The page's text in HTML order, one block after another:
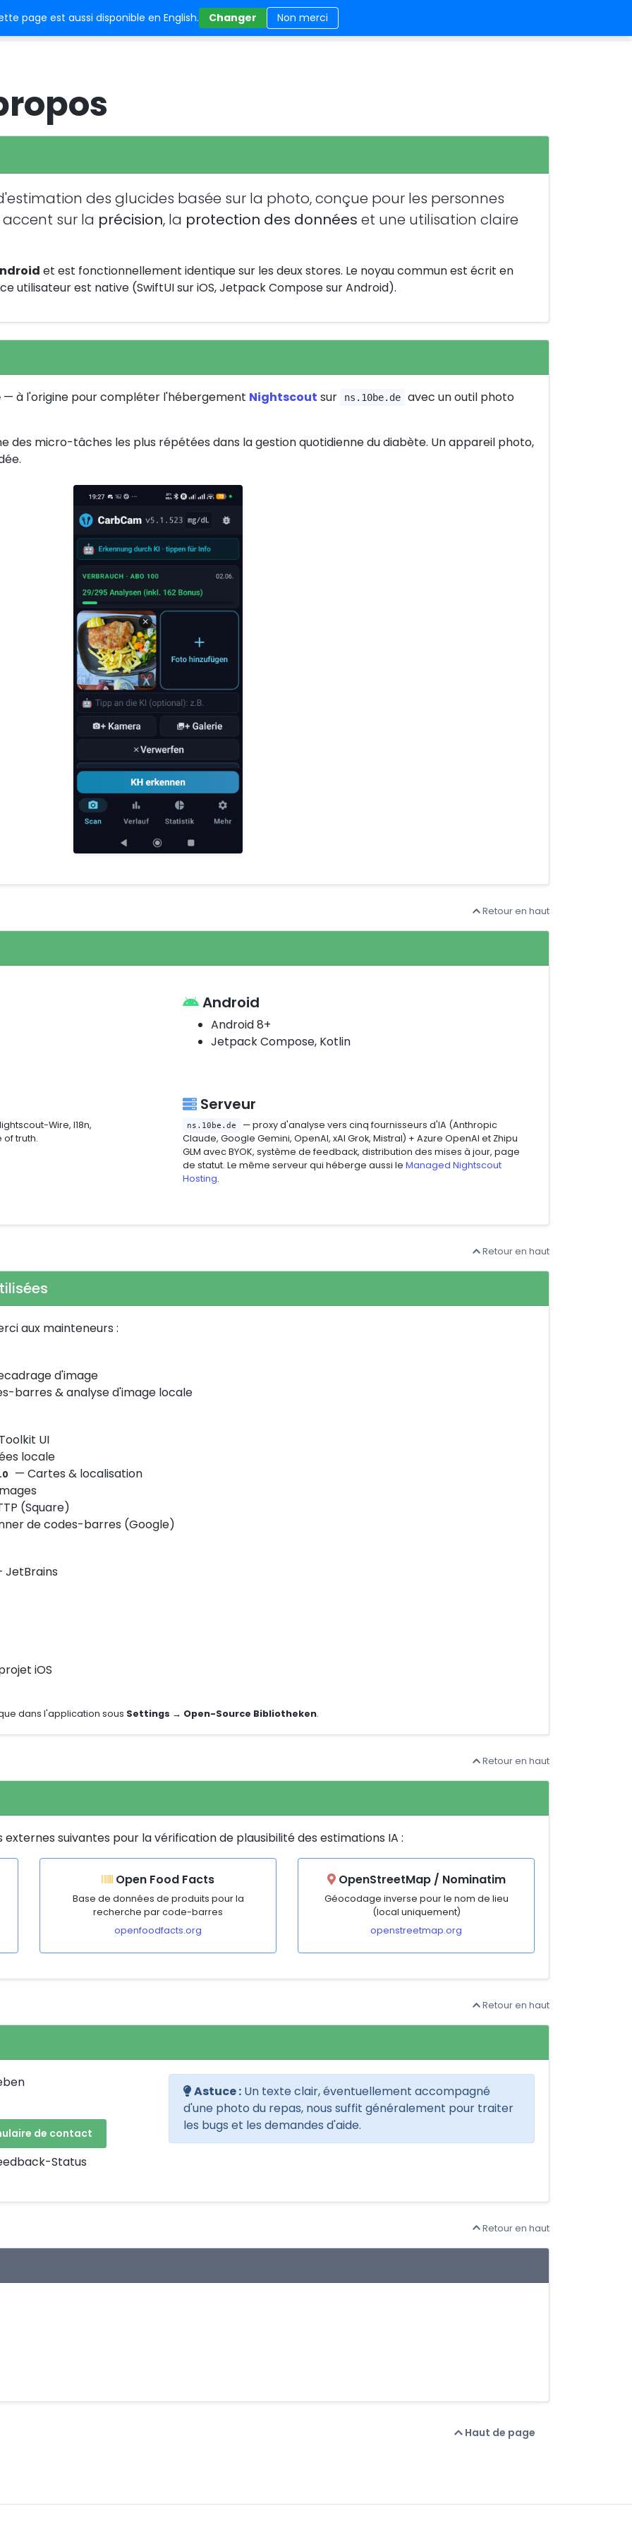
page est aussi disponible en English. Changer Non merci
CarbCam FAQ Statut Mentions légales/Contact
des glucides basée sur la photo, conçue pour les personnes
sur la précision, la protection des données et une utilisation claire
et est fonctionnellement identique sur les deux stores. Le noyau commun est écrit en
utilisateur est native (SwiftUI sur iOS, Jetpack Compose sur Android).
— à l'origine pour compléter l'hébergement Nightscout sur ns.10be.de
avec un outil photo
des micro-tâches les plus répétées dans la gestion quotidienne du diabète. Un appareil photo,
Retour en haut
Android
Android 8+
Jetpack Compose, Kotlin
Wire, I18n,
of truth.
Serveur
ns.10be.de
— proxy d'analyse vers cinq fournisseurs d'IA (Anthropic
Claude, Google Gemini, OpenAI, xAI Grok, Mistral) + Azure OpenAI et Zhipu
GLM avec BYOK, système de feedback, distribution des mises à jour, page
de statut. Le même serveur qui héberge aussi le Managed Nightscout
Hosting.
Retour en haut
aux mainteneurs :
d'image
barres & analyse d'image locale
UI
locale
— Cartes & localisation
(Square)
de codes-barres (Google)
JetBrains
iOS
dans l'application sous Settings → Open-Source Bibliotheken.
Retour en haut
suivantes pour la vérification de plausibilité des estimations IA :
Open Food Facts
Base de données de produits pour la
recherche par code-barres
openfoodfacts.org
OpenStreetMap / Nominatim
Géocodage inverse pour le nom de lieu
(local uniquement)
openstreetmap.org
Retour en haut
de contact
Status
Astuce : Un texte clair, éventuellement accompagné
d'une photo du repas, nous suffit généralement pour traiter
les bugs et les demandes d'aide.
Retour en haut
Haut de page